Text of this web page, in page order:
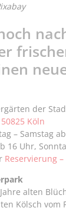
der
Köln
– Samstag
16 Uhr,
Reservierung
alten
Kölsch